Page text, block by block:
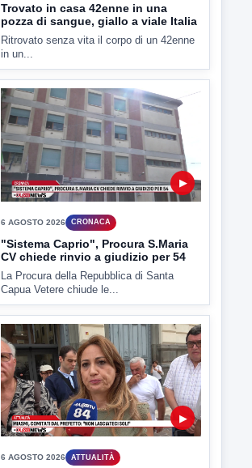
6 AGOSTO 2026 CRONACA
Trovato in casa 42enne in una
pozza di sangue, giallo a viale Italia
Ritrovato senza vita il corpo di un 42enne
in un...
6 AGOSTO 2026 CRONACA
"Sistema Caprio", Procura S.Maria
CV chiede rinvio a giudizio per 54
La Procura della Repubblica di Santa
Capua Vetere chiude le...